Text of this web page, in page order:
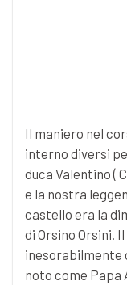
Il maniero nel
interno diversi
duca Valentino (
e la nostra
castello era la
di Orsino Orsini.
inesorabilmente
noto come Papa